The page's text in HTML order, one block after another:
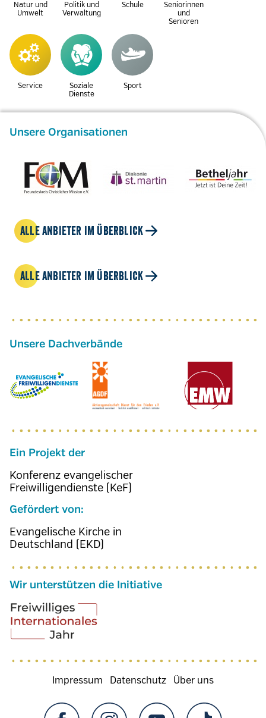
Natur und
Umwelt
Politik und
Verwaltung
Schule
Seniorinnen
und
Senioren
Service
Soziale
Dienste
Sport
Unsere Organisationen
ALLE ANBIETER IM ÜBERBLICK
ALLE ANBIETER IM ÜBERBLICK
Ein Projekt der
Konferenz evangelischer
Freiwilligendienste (KeF)
Gefördert von:
Evangelische Kirche in
Deutschland (EKD)
Wir unterstützen die Initiative
Fußzeilenmenü
Impressum Datenschutz Über uns